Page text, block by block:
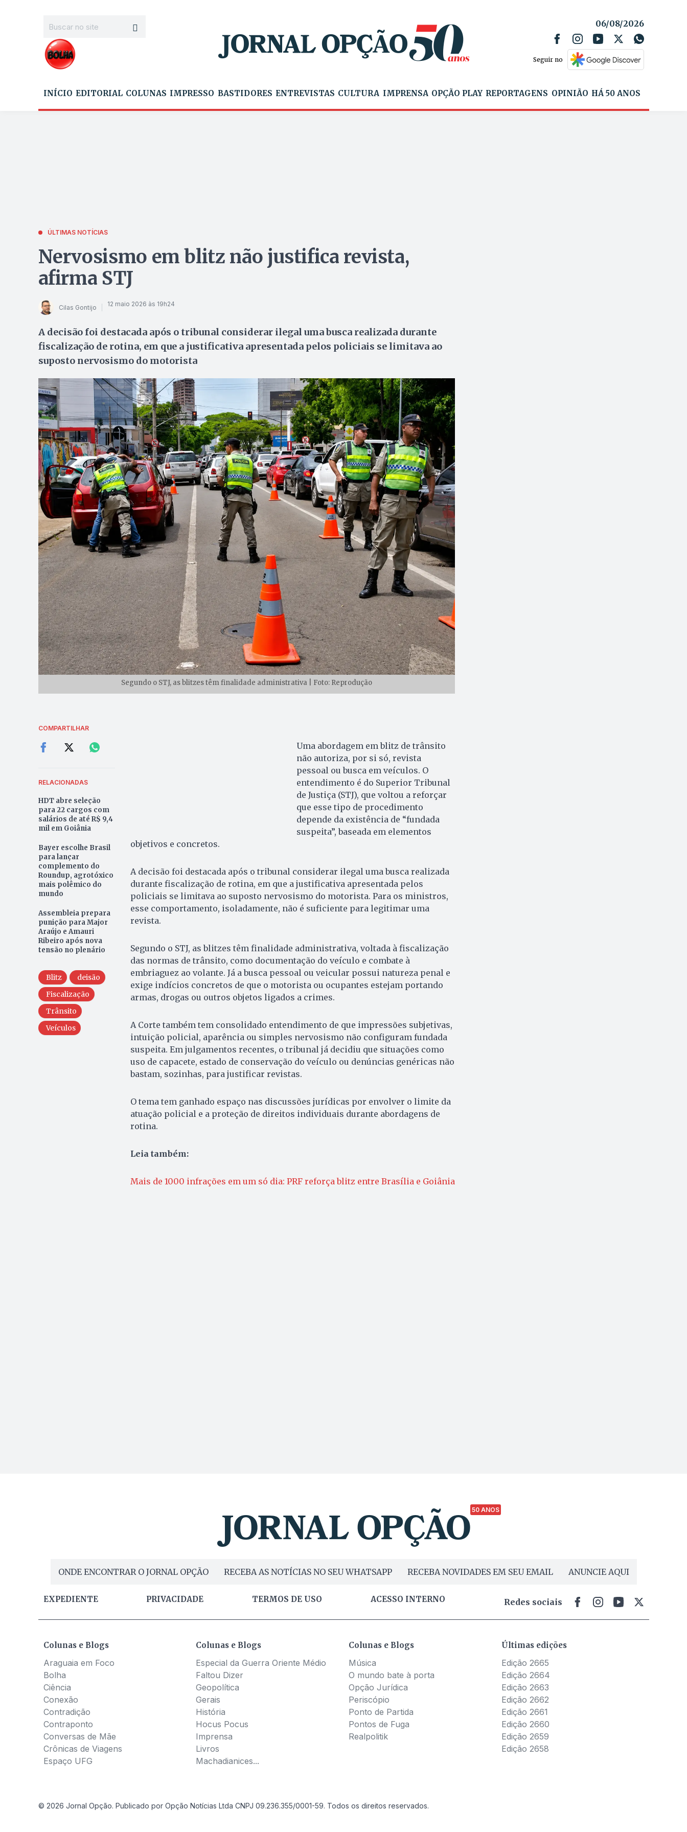
06/08/2026
Seguir no
INÍCIO EDITORIAL COLUNAS IMPRESSO BASTIDORES ENTREVISTAS CULTURA IMPRENSA OPÇÃO PLAY REPORTAGENS OPINIÃO HÁ 50 ANOS
ÚLTIMAS NOTÍCIAS
Nervosismo em blitz não justifica revista,
afirma STJ
Cilas Gontijo 12 maio 2026 às 19h24
A decisão foi destacada após o tribunal considerar ilegal uma busca realizada durante
fiscalização de rotina, em que a justificativa apresentada pelos policiais se limitava ao
suposto nervosismo do motorista
Segundo o STJ, as blitzes têm finalidade administrativa | Foto: Reprodução
COMPARTILHAR
RELACIONADAS
HDT abre seleção
para 22 cargos com
salários de até R$ 9,4
mil em Goiânia
Bayer escolhe Brasil
para lançar
complemento do
Roundup, agrotóxico
mais polêmico do
mundo
Assembleia prepara
punição para Major
Araújo e Amauri
Ribeiro após nova
tensão no plenário
Blitz
deisão
Fiscalização
Trânsito
Veículos
Uma abordagem em blitz de trânsito
não autoriza, por si só, revista
pessoal ou busca em veículos. O
entendimento é do Superior Tribunal
de Justiça (STJ), que voltou a reforçar
que esse tipo de procedimento
depende da existência de “fundada
suspeita”, baseada em elementos
objetivos e concretos.
A decisão foi destacada após o tribunal considerar ilegal uma busca realizada
durante fiscalização de rotina, em que a justificativa apresentada pelos
policiais se limitava ao suposto nervosismo do motorista. Para os ministros,
esse comportamento, isoladamente, não é suficiente para legitimar uma
revista.
Segundo o STJ, as blitzes têm finalidade administrativa, voltada à fiscalização
das normas de trânsito, como documentação do veículo e combate à
embriaguez ao volante. Já a busca pessoal ou veicular possui natureza penal e
exige indícios concretos de que o motorista ou ocupantes estejam portando
armas, drogas ou outros objetos ligados a crimes.
A Corte também tem consolidado entendimento de que impressões subjetivas,
intuição policial, aparência ou simples nervosismo não configuram fundada
suspeita. Em julgamentos recentes, o tribunal já decidiu que situações como
uso de capacete, estado de conservação do veículo ou denúncias genéricas não
bastam, sozinhas, para justificar revistas.
O tema tem ganhado espaço nas discussões jurídicas por envolver o limite da
atuação policial e a proteção de direitos individuais durante abordagens de
rotina.
Leia também:
Mais de 1000 infrações em um só dia: PRF reforça blitz entre Brasília e Goiânia
50 ANOS
ONDE ENCONTRAR O JORNAL OPÇÃO RECEBA AS NOTÍCIAS NO SEU WHATSAPP RECEBA NOVIDADES EM SEU EMAIL ANUNCIE AQUI
EXPEDIENTE PRIVACIDADE TERMOS DE USO ACESSO INTERNO Redes sociais
Colunas e Blogs
Araguaia em Foco
Bolha
Ciência
Conexão
Contradição
Contraponto
Conversas de Mãe
Crônicas de Viagens
Espaço UFG
Colunas e Blogs
Especial da Guerra Oriente Médio
Faltou Dizer
Geopolítica
Gerais
História
Hocus Pocus
Imprensa
Livros
Machadianices...
Colunas e Blogs
Música
O mundo bate à porta
Opção Jurídica
Periscópio
Ponto de Partida
Pontos de Fuga
Realpolitik
Últimas edições
Edição 2665
Edição 2664
Edição 2663
Edição 2662
Edição 2661
Edição 2660
Edição 2659
Edição 2658
© 2026 Jornal Opção. Publicado por Opção Notícias Ltda CNPJ 09.236.355/0001-59. Todos os direitos reservados.